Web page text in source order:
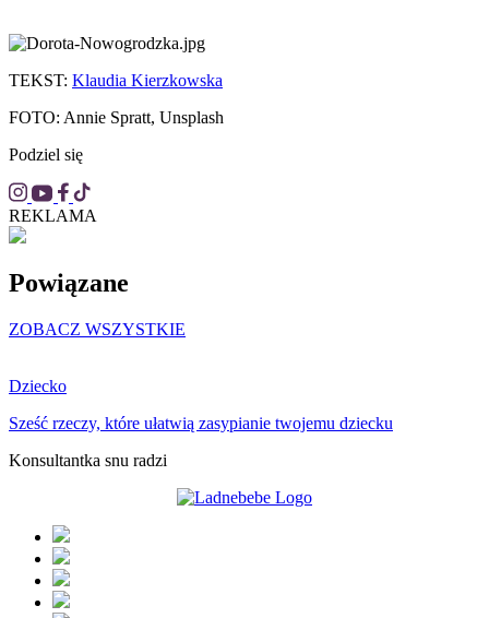
TEKST: Klaudia Kierzkowska
FOTO: Annie Spratt, Unsplash
Podziel się
REKLAMA
Powiązane
ZOBACZ WSZYSTKIE
Dziecko
Sześć rzeczy, które ułatwią zasypianie twojemu dziecku
Konsultantka snu radzi